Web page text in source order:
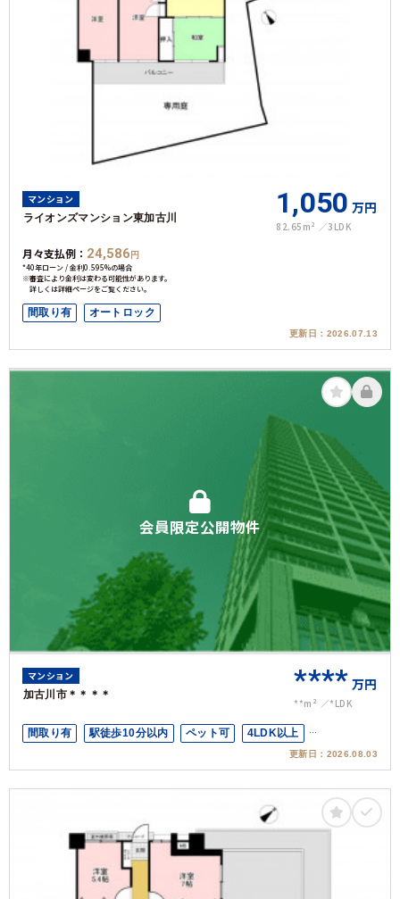
マンション
ライオンズマンション東加古川 1,050 万円
82.65m² 3LDK
月々支払例： 24,586 円
*40年ローン / 金利0.595%の場合
※審査により金利は変わる可能性があります。
詳しくは詳細ページをご覧ください。
間取り有 オートロック
更新日： 2026.07.13
会員限定公開物件
マンション
加古川市＊＊＊＊ **** 万円
**m² *LDK
間取り有 駅徒歩10分以内 ペット可
4LDK以上
更新日： 2026.08.03